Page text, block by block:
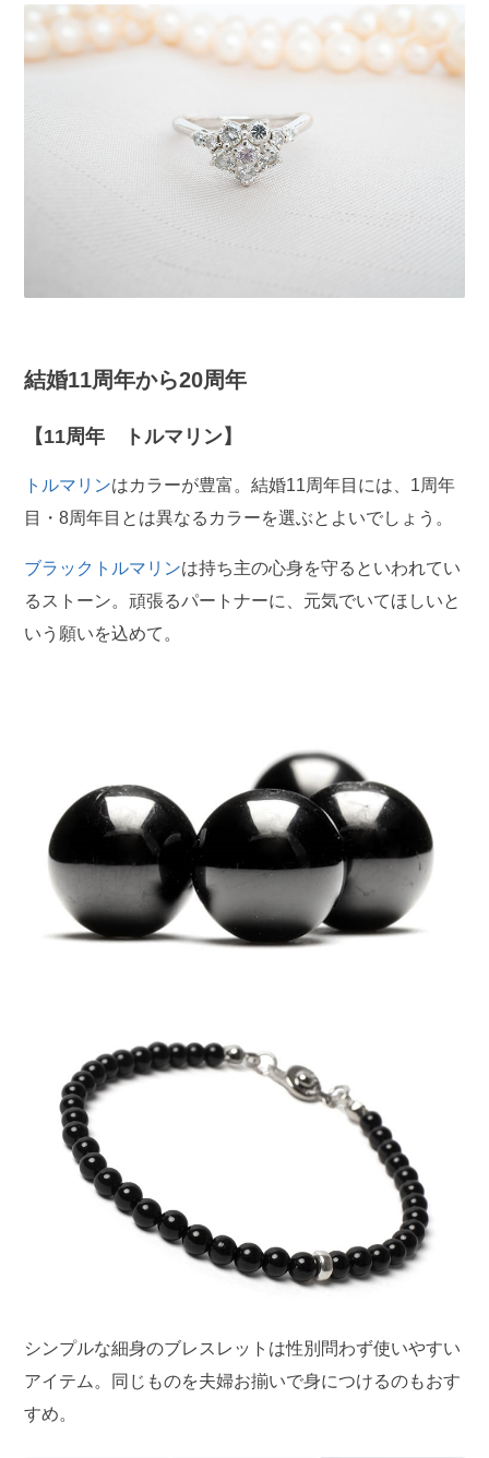
結婚11周年から20周年
【11周年 トルマリン】
トルマリンはカラーが豊富。結婚11周年目には、1周年
目・8周年目とは異なるカラーを選ぶとよいでしょう。
ブラックトルマリンは持ち主の心身を守るといわれてい
るストーン。頑張るパートナーに、元気でいてほしいと
いう願いを込めて。
シンプルな細身のブレスレットは性別問わず使いやすい
アイテム。同じものを夫婦お揃いで身につけるのもおす
すめ。